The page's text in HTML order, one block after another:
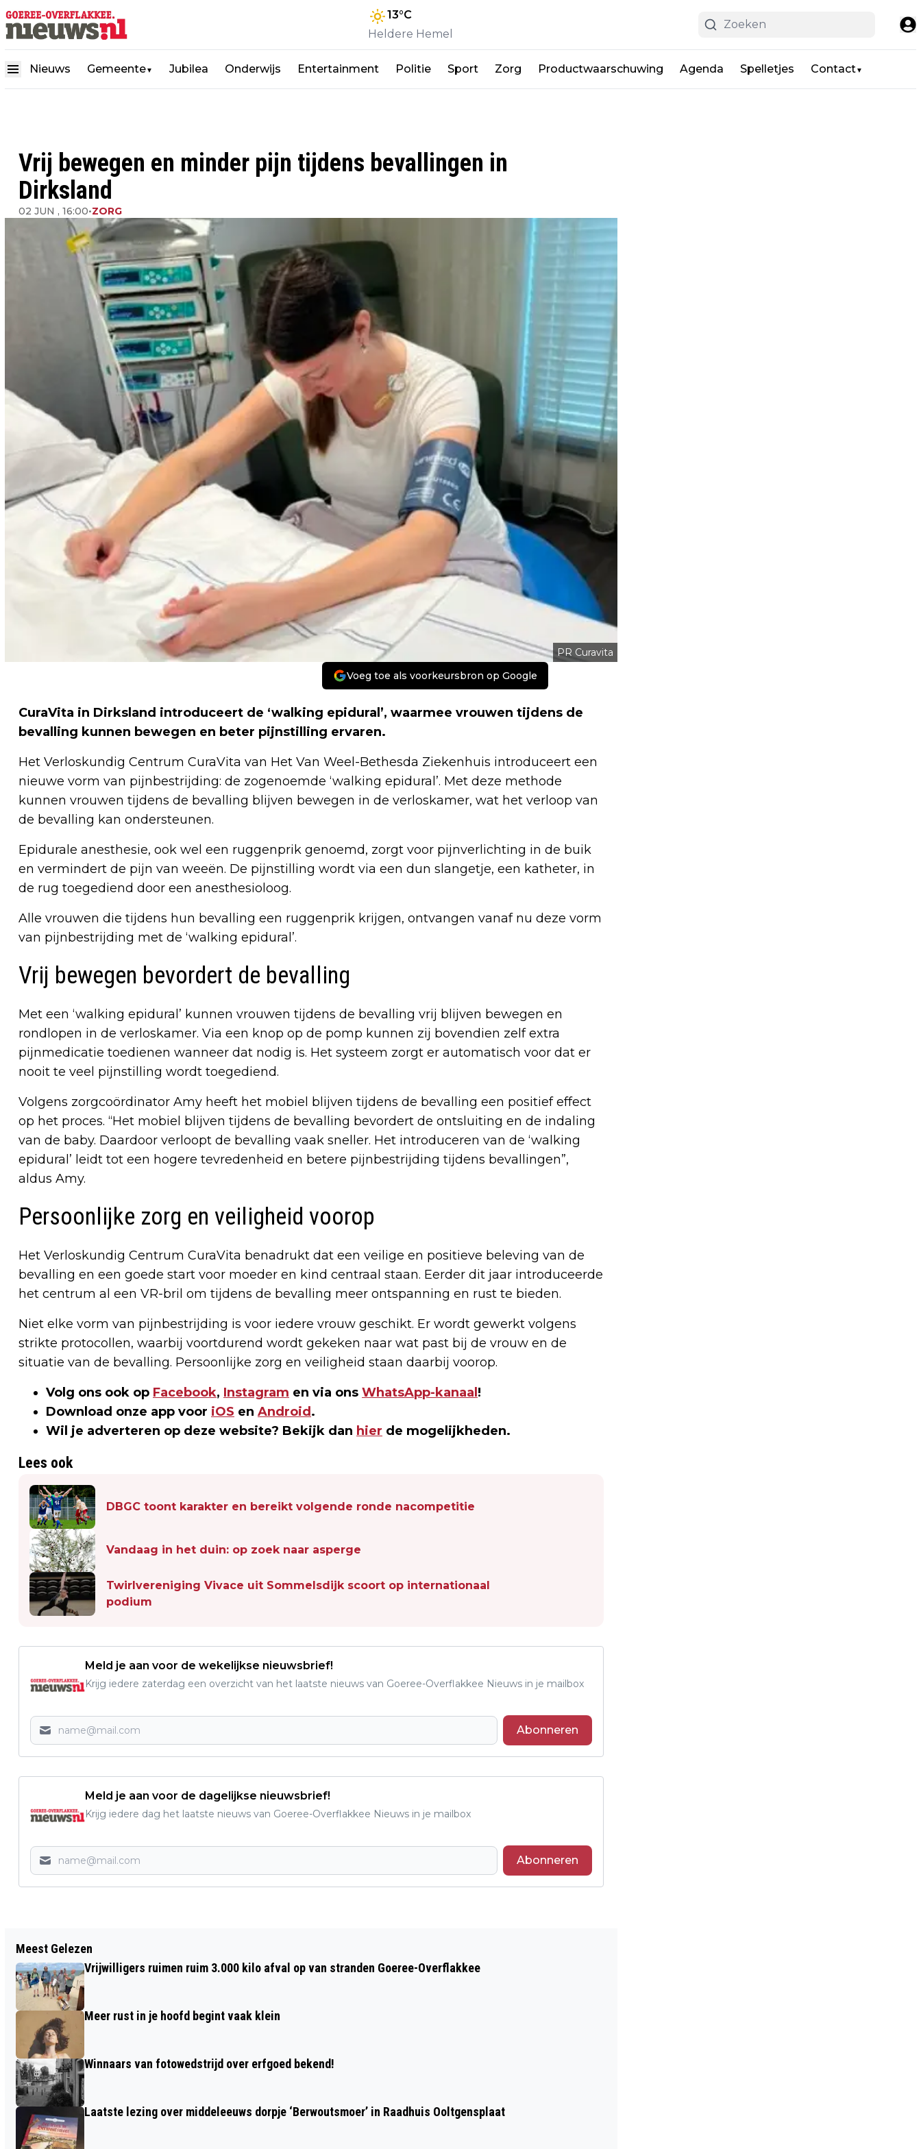
13°C
Heldere Hemel
Nieuws Gemeente▼ Jubilea Onderwijs Entertainment Politie Sport Zorg Productwaarschuwing Agenda Spelletjes Contact▼
Vrij bewegen en minder pijn tijdens bevallingen in
Dirksland
02 JUN , 16:00•ZORG
PR Curavita
Voeg toe als voorkeursbron op Google
CuraVita in Dirksland introduceert de ‘walking epidural’, waarmee vrouwen tijdens de
bevalling kunnen bewegen en beter pijnstilling ervaren.
Het Verloskundig Centrum CuraVita van Het Van Weel-Bethesda Ziekenhuis introduceert een
nieuwe vorm van pijnbestrijding: de zogenoemde ‘walking epidural’. Met deze methode
kunnen vrouwen tijdens de bevalling blijven bewegen in de verloskamer, wat het verloop van
de bevalling kan ondersteunen.
Epidurale anesthesie, ook wel een ruggenprik genoemd, zorgt voor pijnverlichting in de buik
en vermindert de pijn van weeën. De pijnstilling wordt via een dun slangetje, een katheter, in
de rug toegediend door een anesthesioloog.
Alle vrouwen die tijdens hun bevalling een ruggenprik krijgen, ontvangen vanaf nu deze vorm
van pijnbestrijding met de ‘walking epidural’.
Vrij bewegen bevordert de bevalling
Met een ‘walking epidural’ kunnen vrouwen tijdens de bevalling vrij blijven bewegen en
rondlopen in de verloskamer. Via een knop op de pomp kunnen zij bovendien zelf extra
pijnmedicatie toedienen wanneer dat nodig is. Het systeem zorgt er automatisch voor dat er
nooit te veel pijnstilling wordt toegediend.
Volgens zorgcoördinator Amy heeft het mobiel blijven tijdens de bevalling een positief effect
op het proces. “Het mobiel blijven tijdens de bevalling bevordert de ontsluiting en de indaling
van de baby. Daardoor verloopt de bevalling vaak sneller. Het introduceren van de ‘walking
epidural’ leidt tot een hogere tevredenheid en betere pijnbestrijding tijdens bevallingen”,
aldus Amy.
Persoonlijke zorg en veiligheid voorop
Het Verloskundig Centrum CuraVita benadrukt dat een veilige en positieve beleving van de
bevalling en een goede start voor moeder en kind centraal staan. Eerder dit jaar introduceerde
het centrum al een VR-bril om tijdens de bevalling meer ontspanning en rust te bieden.
Niet elke vorm van pijnbestrijding is voor iedere vrouw geschikt. Er wordt gewerkt volgens
strikte protocollen, waarbij voortdurend wordt gekeken naar wat past bij de vrouw en de
situatie van de bevalling. Persoonlijke zorg en veiligheid staan daarbij voorop.
Volg ons ook op Facebook, Instagram en via ons WhatsApp-kanaal!
Download onze app voor iOS en Android.
Wil je adverteren op deze website? Bekijk dan hier de mogelijkheden.
Lees ook
DBGC toont karakter en bereikt volgende ronde nacompetitie
Vandaag in het duin: op zoek naar asperge
Twirlvereniging Vivace uit Sommelsdijk scoort op internationaal
podium
Meld je aan voor de wekelijkse nieuwsbrief!
Krijg iedere zaterdag een overzicht van het laatste nieuws van Goeree-Overflakkee Nieuws in je mailbox
Abonneren
Meld je aan voor de dagelijkse nieuwsbrief!
Krijg iedere dag het laatste nieuws van Goeree-Overflakkee Nieuws in je mailbox
Abonneren
DBGC TOONT KARAKTER EN BEREIKT
VOLGENDE RONDE NACOMPETITIE
WOENSDAG 3 JUNI
Meest Gelezen
Vrijwilligers ruimen ruim 3.000 kilo afval op van stranden Goeree-Overflakkee
Meer rust in je hoofd begint vaak klein
Winnaars van fotowedstrijd over erfgoed bekend!
Laatste lezing over middeleeuws dorpje ‘Berwoutsmoer’ in Raadhuis Ooltgensplaat